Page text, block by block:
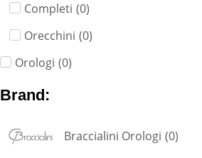
Completi (0)
Orecchini (0)
Orologi (0)
Brand:
Braccialini Orologi (0)